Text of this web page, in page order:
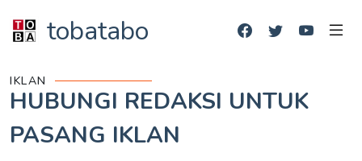
tobatabo
IKLAN
HUBUNGI REDAKSI UNTUK
PASANG IKLAN